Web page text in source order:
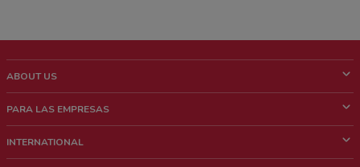
ABOUT US
¿Quiénes Somos?
PARA LAS EMPRESAS
Contacto comercial
INTERNATIONAL